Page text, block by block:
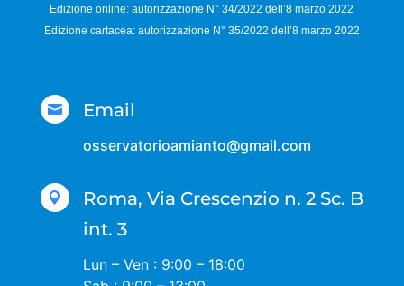
Edizione online: autorizzazione N°34/2022 dell’8 marzo 2022
Edizione cartacea: autorizzazione N° 35/2022 dell’8 marzo 2022
 Email
osservatorioamianto@gmail.com

Roma, Via Crescenzio n. 2 Sc. B
int. 3
Lun – Ven : 9:00 – 18:00